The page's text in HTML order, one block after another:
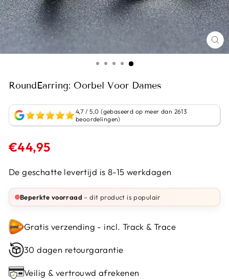
RoundEarring: Oorbel Voor Dames
4,7 / 5,0 (gebaseerd op meer dan 2613
beoordelingen)
€44,95
De geschatte levertijd is 8-15 werkdagen
Beperkte voorraad – dit product is populair
Gratis verzending - incl. Track & Trace
30 dagen retourgarantie
Veilig & vertrouwd afrekenen